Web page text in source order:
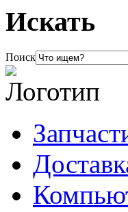
Искать
Поиск